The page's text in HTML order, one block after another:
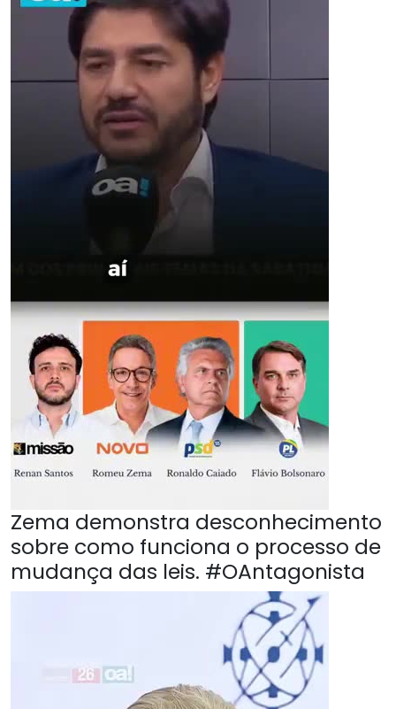
Zema demonstra desconhecimento
sobre como funciona o processo de
mudança das leis. #OAntagonista